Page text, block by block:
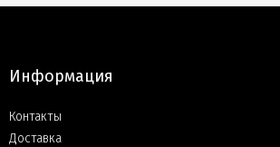
Информация
Контакты
Доставка